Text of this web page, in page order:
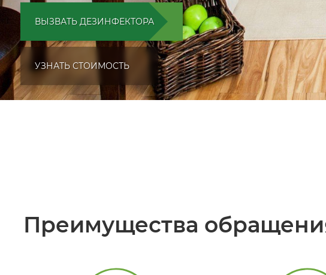
ВЫЗВАТЬ ДЕЗИНФЕКТОРА
УЗНАТЬ СТОИМОСТЬ
Преимущества